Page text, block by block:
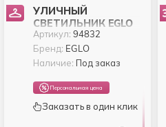
УЛИЧНЫЙ
СВЕТИЛЬНИК EGLO
ALAMONTE 1 94832
Артикул: 94832
Бренд: EGLO
Наличие: Под заказ
Персональная цена
Заказать в один клик